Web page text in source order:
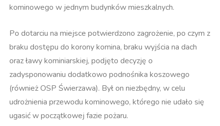
kominowego w jednym budynków mieszkalnych.
Po dotarciu na miejsce potwierdzono zagrożenie, po czym z
braku dostępu do korony komina, braku wyjścia na dach
oraz ławy kominiarskiej, podjęto decyzję o
zadysponowaniu dodatkowo podnośnika koszowego
(również OSP Świerzawa). Był on niezbędny, w celu
udrożnienia przewodu kominowego, którego nie udało się
ugasić w początkowej fazie pożaru.